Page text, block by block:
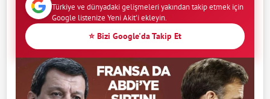
Türkiye ve dünyadaki gelişmeleri yakından takip etmek için
Google listenize Yeni Akit'i ekleyin.
⭐ Bizi Google'da Takip Et